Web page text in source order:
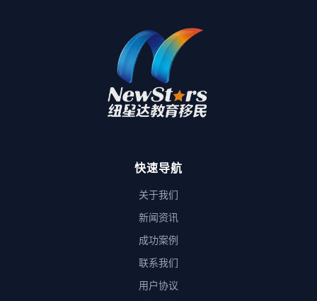
快速导航
关于我们
新闻资讯
成功案例
联系我们
用户协议